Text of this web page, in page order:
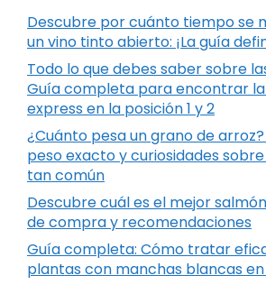
Descubre por cuánto tiempo se
un vino tinto abierto: ¡La guía
Todo lo que debes saber sobre
Guía completa para encontrar
express en la posición 1 y 2
¿Cuánto pesa un grano de
peso exacto y curiosidades
tan común
Descubre cuál es el mejor
de compra y recomendaciones
Guía completa: Cómo tratar
plantas con manchas blancas